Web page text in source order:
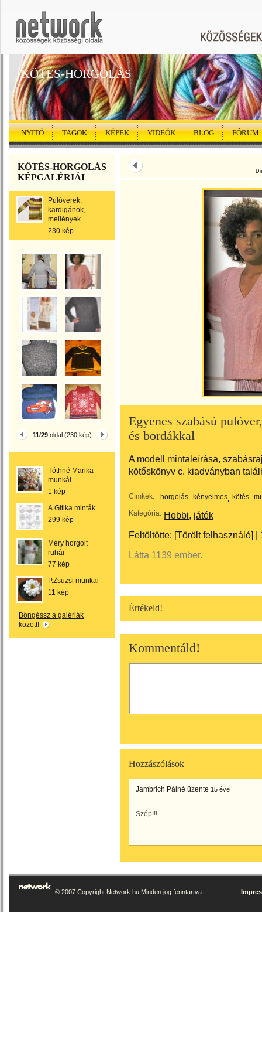
KÖTÉS-HORGOLÁS
NYITÓ TAGOK KÉPEK VIDEÓK BLOG FÓRUM
KÖTÉS-HORGOLÁS
KÉPGALÉRIÁI
Pulóverek,
kardigánok,
mellények
230 kép
11/29oldal (230 kép)
Tóthné Marika
munkái
1 kép
A.Gitika minták
299 kép
Méry horgolt
ruhái
77 kép
P.Zsuzsi munkai
11 kép
Böngéssz a galériák
között!
Egyenes szabású
és bordákkal
A modell mintaleírása,
kötőskönyv c. kiadványban
Címkék: horgolás kényelmes kötés
Kategória: Hobbi, játék
Feltöltötte: [Törölt felhasználó] |
Látta 1139 ember.
Értékeld!
Kommentáld!
Hozzászólások
Jambrich Pálné üzente 15 éve
Szép!!!
© 2007 Copyright Network.hu Minden jog fenntartva.